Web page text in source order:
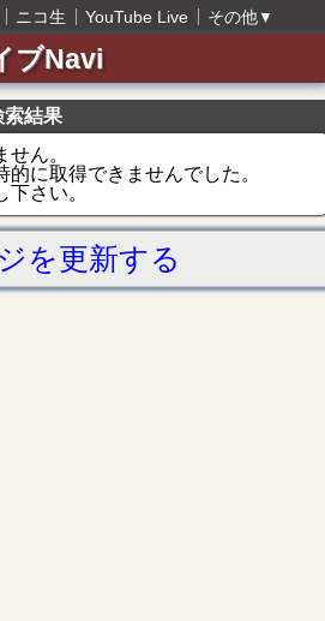
ニコ生 YouTube Live その他▼
ブNavi
索結果
ん。
的に取得できませんでした。
さい。
を更新する